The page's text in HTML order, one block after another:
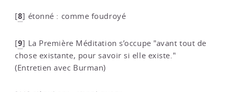
[8] étonné : comme foudroyé
[9] La Première Méditation s’occupe "avant tout de
chose existante, pour savoir si elle existe."
(Entretien avec Burman)